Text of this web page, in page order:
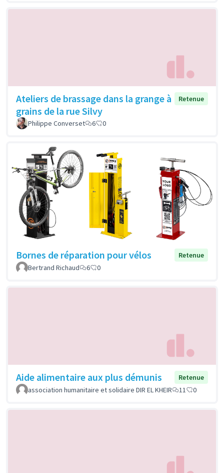
Ateliers de brassage dans la grange à
grains de la rue Silvy
Retenue
Philippe Converset 6 0
Bornes de réparation pour vélos
Retenue
Bertrand Richaud
6 0
Aide alimentaire aux plus démunis
Retenue
association humanitaire et solidaire DIR EL KHEIR
11 0